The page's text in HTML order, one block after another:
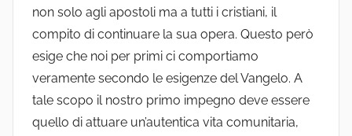
non solo agli apostoli ma a tutti i cristiani, il
compito di continuare la sua opera. Questo però
esige che noi per primi ci comportiamo
veramente secondo le esigenze del Vangelo. A
tale scopo il nostro primo impegno deve essere
quello di attuare un’autentica vita comunitaria,